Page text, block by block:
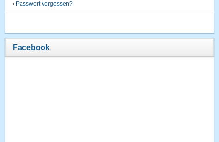
› Passwort vergessen?
Facebook